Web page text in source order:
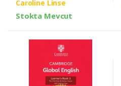
Caroline Linse
Stokta Mevcut